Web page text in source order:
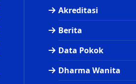
Akreditasi
Berita
Data Pokok
Dharma Wanita